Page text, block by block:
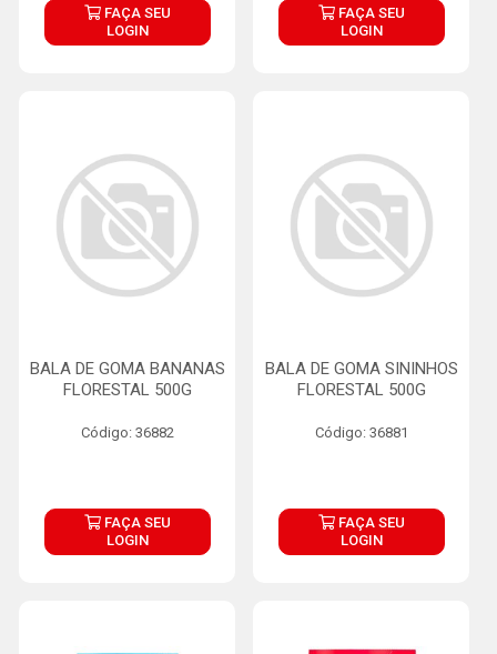
FAÇA SEU
LOGIN
FAÇA SEU
LOGIN
BALA DE GOMA BANANAS
FLORESTAL 500G
Código: 36882
FAÇA SEU
LOGIN
BALA DE GOMA SININHOS
FLORESTAL 500G
Código: 36881
FAÇA SEU
LOGIN